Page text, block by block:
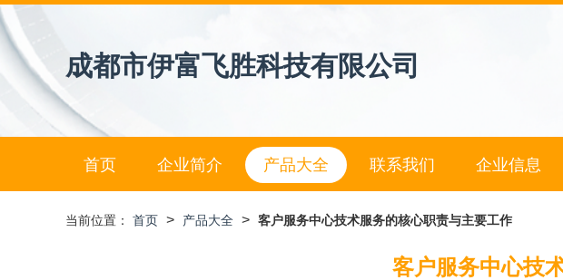
成都市伊富飞胜科技有限公司
首页 企业简介 产品大全 联系我们 企业信息
当前位置： 首页 > 产品大全 > 客户服务中心技术服务的核心职责与主要工作
客户服务中心技